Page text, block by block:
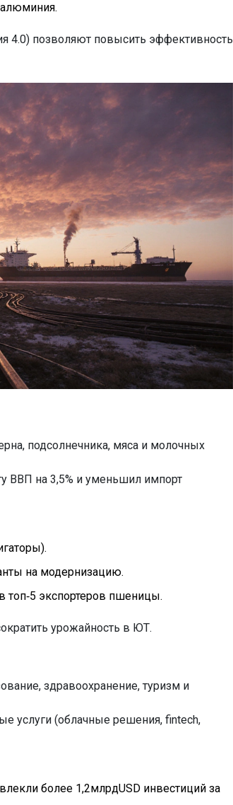
4.0) позволяют повысить эффективность
подсолнечника, мяса и молочных
ВВП на 3,5% и уменьшил импорт
на модернизацию.
топ‑5 экспортеров пшеницы.
урожайность в ЮТ.
здравоохранение, туризм и
услуги (облачные решения, fintech,
более 1,2млрдUSD инвестиций за